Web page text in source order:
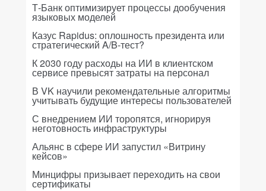
Т-Банк оптимизирует процессы дообучения
языковых моделей
Казус Rapidus: оплошность президента или
стратегический A/B-тест?
К 2030 году расходы на ИИ в клиентском
сервисе превысят затраты на персонал
В VK научили рекомендательные алгоритмы
учитывать будущие интересы пользователей
С внедрением ИИ торопятся, игнорируя
неготовность инфраструктуры
Альянс в сфере ИИ запустил «Витрину
кейсов»
Минцифры призывает переходить на свои
сертификаты